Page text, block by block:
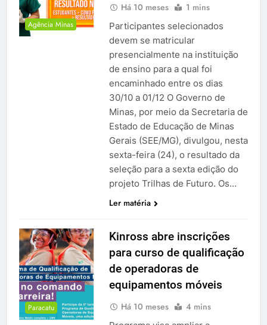
Agência Minas
Há 10 meses 1 mins
Participantes selecionados
devem se matricular
presencialmente na instituição
de ensino para a qual foi
encaminhado entre os dias
30/10 a 01/12 O Governo de
Minas, por meio da Secretaria de
Estado de Educação de Minas
Gerais (SEE/MG), divulgou, nesta
sexta-feira (24), o resultado da
seleção para a sexta edição do
projeto Trilhas de Futuro. Os…
Ler matéria
Paracatu
Kinross abre inscrições
para curso de qualificação
de operadoras de
equipamentos móveis
Há 10 meses 4 mins